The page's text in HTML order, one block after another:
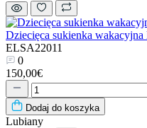
Dziecięca sukienka wakacyjna
ELSA22011
0
150,00€
Dodaj do koszyka
Lubiany